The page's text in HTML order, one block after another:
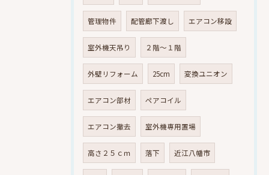
管理物件 配管廊下渡し エアコン移設
室外機天吊り ２階～１階
外壁リフォーム 25cm 変換ユニオン
エアコン部材 ペアコイル
エアコン撤去 室外機専用置場
高さ２５ｃｍ 落下 近江八幡市